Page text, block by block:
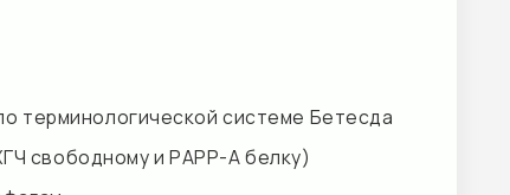
и РАРР-А белку)
мазка по Граму,
genitalium ПЦР,